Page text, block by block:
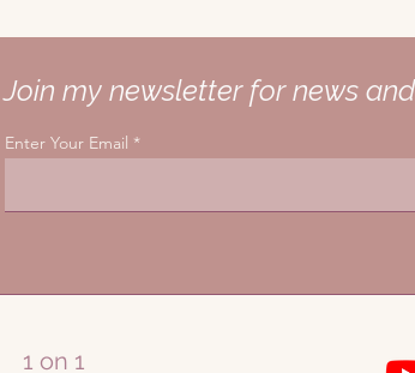
Join my newsletter for news
Enter Your Email
1 on 1